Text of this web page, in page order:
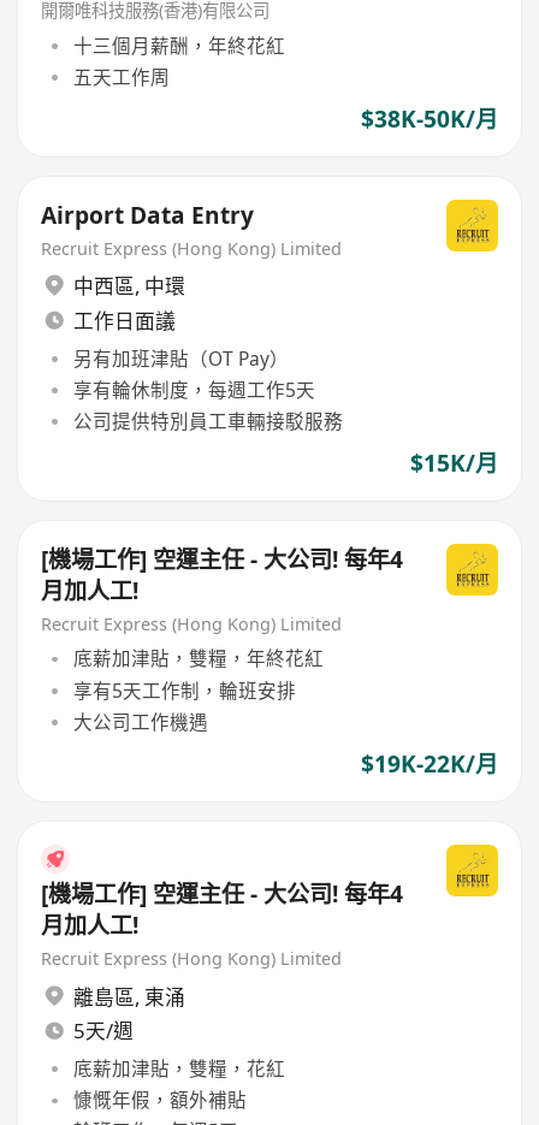
開爾唯科技服務(香港)有限公司
十三個月薪酬，年終花紅
五天工作周
$38K-50K/月
Airport Data Entry
Recruit Express (Hong Kong) Limited
中西區, 中環
工作日面議
另有加班津貼（OT Pay）
享有輪休制度，每週工作5天
公司提供特別員工車輛接駁服務
$15K/月
[機場工作] 空運主任 - 大公司! 每年4
月加人工!
Recruit Express (Hong Kong) Limited
底薪加津貼，雙糧，年終花紅
享有5天工作制，輪班安排
大公司工作機遇
$19K-22K/月
[機場工作] 空運主任 - 大公司! 每年4
月加人工!
Recruit Express (Hong Kong) Limited
離島區, 東涌
5天/週
底薪加津貼，雙糧，花紅
慷慨年假，額外補貼